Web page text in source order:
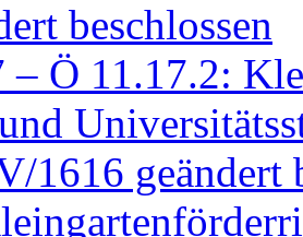
beschlossen
– Ö 11.17.2:
1616 geändert